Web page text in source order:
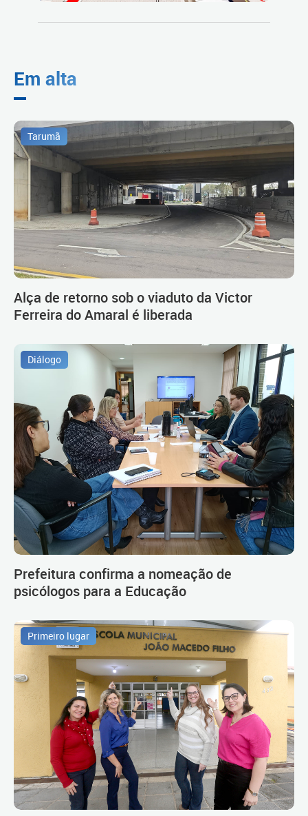
Em alta
Tarumã
Alça de retorno sob o viaduto da Victor
Ferreira do Amaral é liberada
Diálogo
Prefeitura confirma a nomeação de
psicólogos para a Educação
Primeiro lugar